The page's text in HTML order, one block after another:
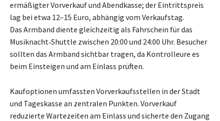
ermäßigter Vorverkauf und Abendkasse; der Eintrittspreis
lag bei etwa 12–15 Euro, abhängig vom Verkaufstag.
Das Armband diente gleichzeitig als Fahrschein für das
Musiknacht‑Shuttle zwischen 20:00 und 24:00 Uhr. Besucher
sollten das Armband sichtbar tragen, da Kontrolleure es
beim Einsteigen und am Einlass prüften.
Kaufoptionen umfassten Vorverkaufsstellen in der Stadt
und Tageskasse an zentralen Punkten. Vorverkauf
reduzierte Wartezeiten am Einlass und sicherte den Zugang